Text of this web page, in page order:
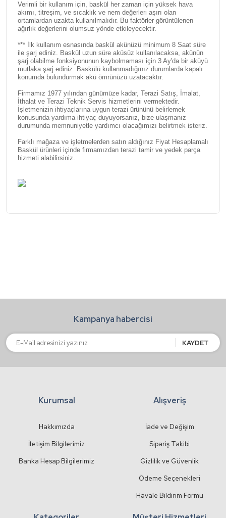
Verimli bir kullanım için, baskül her zaman için yüksek hava
akımı, titreşim, ve sıcaklık ve nem değerleri aşırı olan
ortamlardan uzakta kullanılmalıdır. Bu faktörler görüntülenen
ağırlık değerlerini olumsuz yönde etkileyecektir.
*** İlk kullanım esnasında baskül akünüzü minimum 8 Saat süre
ile şarj ediniz. Baskül uzun süre aküsüz kullanılacaksa, akünün
şarj olabilme fonksiyonunun kaybolmaması için 3 Ay'da bir aküyü
mutlaka şarj ediniz. Baskülü kullanmadığınız durumlarda kapalı
konumda bulundurmak akü ömrünüzü uzatacaktır.
Firmamız 1977 yılından günümüze kadar, Terazi Satış, İmalat,
İthalat ve Terazi Teknik Servis hizmetlerini vermektedir.
İşletmenizin ihtiyaçlarına uygun terazi ürününü belirlemek
konusunda yardıma ihtiyaç duyuyorsanız, bize ulaşmanız
durumunda memnuniyetle yardımcı olacağımızı belirtmek isteriz.
Farklı mağaza ve işletmelerden satın aldığınız Fiyat Hesaplamalı
Baskül ürünleri içinde firmamızdan terazi tamir ve yedek parça
hizmeti alabilirsiniz.
konularda yetersiz gördüğünüz noktaları öneri formunu
Ürün fiyatı diğer sitelerden daha pahalı.
Bu ürüne benzer farklı alternatifler olmalı.
Kampanya habercisi
KAYDET
Kurumsal
Hakkımızda
İletişim Bilgilerimiz
Banka Hesap Bilgilerimiz
Alışveriş
İade ve Değişim
Sipariş Takibi
Gizlilik ve Güvenlik
Ödeme Seçenekleri
Havale Bildirim Formu